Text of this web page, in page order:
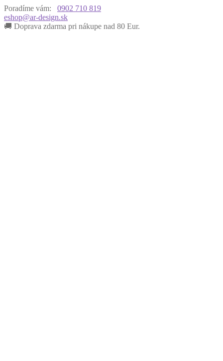
Poradíme vám:
0902 710 819
eshop@ar-design.sk
🚚 Doprava zdarma pri nákupe nad 80 Eur.